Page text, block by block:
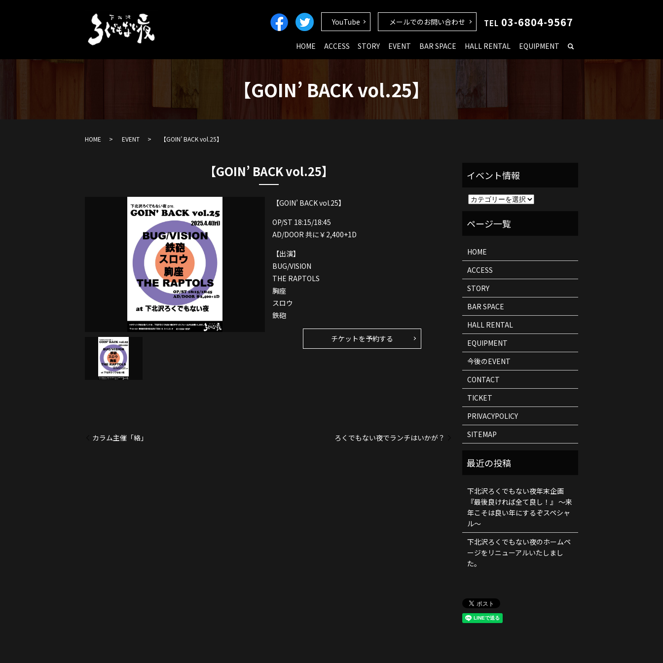
HOME ACCESS STORY EVENT BAR SPACE HALL RENTAL EQUIPMENT
YouTube メールでのお問い合わせ TEL 03-6804-9567
【GOIN’ BACK vol.25】
HOME EVENT 【GOIN’ BACK vol.25】
【GOIN’ BACK vol.25】
【GOIN’ BACK vol.25】
OP/ST 18:15/18:45
AD/DOOR 共に￥2,400+1D
【出演】
BUG/VISION
THE RAPTOLS
胸座
スロウ
鉄砲
チケットを予約する
カラム主催「絡」 ろくでもない夜でランチはいかが？
イ
ト
HOME
ACCESS
STORY
BAR SPACE
HALL RENTAL
EQUIPMENT
今後のEVENT
CONTACT
TICKET
PRIVACYPOLICY
SITEMAP
下北沢ろくでもない夜年末企画
『最後良ければ全て良し！』 ～来
年こそは良い年にするぞスペシャ
ル～
下北沢ろくでもない夜のホームペ
ージをリニューアルいたしまし
た。